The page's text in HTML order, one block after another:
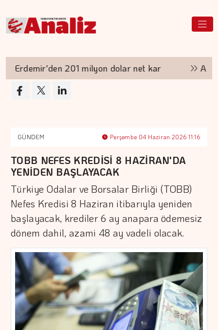
Erdemir'den 201 milyon dolar net kar Aşırı
GÜNDEM Perşembe 04 Haziran 2026 11:16
TOBB NEFES KREDİSİ 8 HAZİRAN'DA
YENİDEN BAŞLAYACAK
Türkiye Odalar ve Borsalar Birliği (TOBB)
Nefes Kredisi 8 Haziran itibarıyla yeniden
başlayacak, krediler 6 ay anapara ödemesiz
dönem dahil, azami 48 ay vadeli olacak.